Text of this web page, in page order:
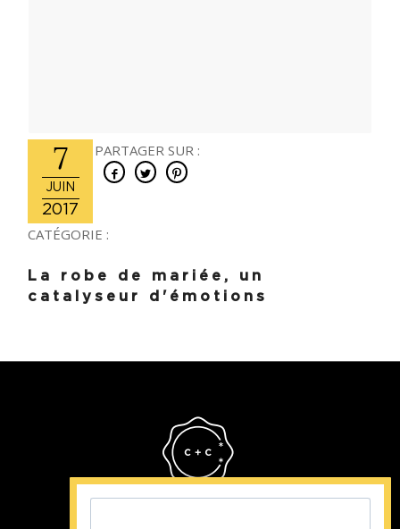
7
JUIN
2017
PARTAGER SUR :
CATÉGORIE :
La robe de mariée, un
catalyseur d'émotions